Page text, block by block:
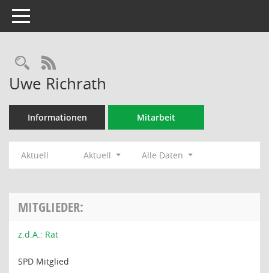
Toggle navigation
Rechercheauswahl
RSS-Feed
Uwe Richrath
Informationen Mitarbeit
Aktuell Aktuell Alle Daten
MITGLIEDER:
z.d.A.: Rat
SPD Mitglied